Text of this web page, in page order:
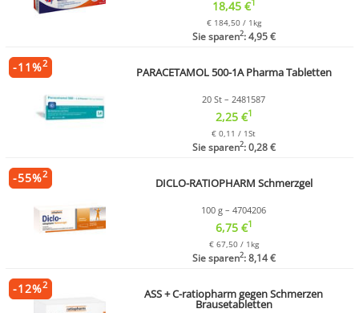
18,45 €1
€ 184,50 / 1kg
Sie sparen2: 4,95 €
PARACETAMOL 500-1A Pharma Tabletten
20 St – 2481587
2,25 €1
€ 0,11 / 1St
Sie sparen2: 0,28 €
-11%2
DICLO-RATIOPHARM Schmerzgel
100 g – 4704206
6,75 €1
€ 67,50 / 1kg
Sie sparen2: 8,14 €
-55%2
ASS + C-ratiopharm gegen Schmerzen
Brausetabletten
-12%2